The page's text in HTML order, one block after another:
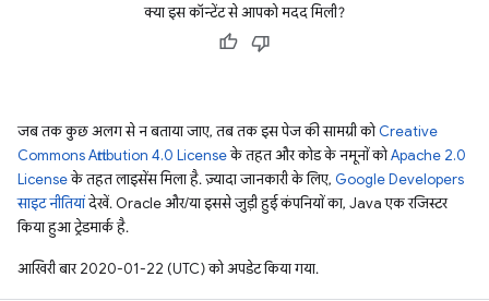
क्या इस कॉन्टेंट से आपको मदद मिली?
जब तक कुछ अलग से न बताया जाए, तब तक इस पेज की सामग्री कोCreative
Commons Attribution 4.0 Licenseके तहत और कोड के नमूनों कोApache 2.0
Licenseके तहत लाइसेंस मिला है. ज़्यादा जानकारी के लिए, Google Developers
साइट नीतियांदेखें. Oracle और/या इससे जुड़ी हुई कंपनियों का, Java एक रजिस्टर
किया हुआ ट्रेडमार्क है.
आखिरी बार 2020-01-22 (UTC) को अपडेट किया गया.